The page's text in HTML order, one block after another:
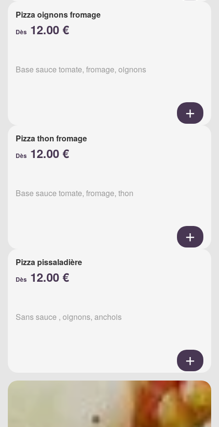
Pizza oignons fromage
Dès 12.00 €
Base sauce tomate, fromage, oignons
Pizza thon fromage
Dès 12.00 €
Base sauce tomate, fromage, thon
Pizza pissaladière
Dès 12.00 €
Sans sauce , oignons, anchois